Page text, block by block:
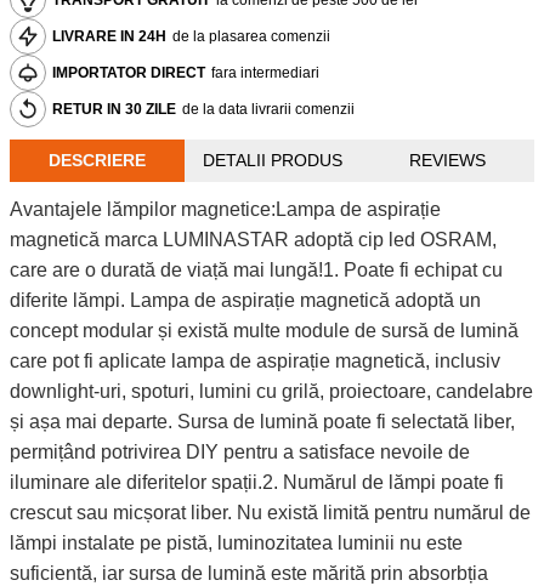
LIVRARE IN 24H de la plasarea comenzii
IMPORTATOR DIRECT fara intermediari
RETUR IN 30 ZILE de la data livrarii comenzii
DESCRIERE DETALII PRODUS REVIEWS
Avantajele lămpilor magnetice:Lampa de aspirație
magnetică marca LUMINASTAR adoptă cip led OSRAM,
care are o durată de viață mai lungă!1. Poate fi echipat cu
diferite lămpi. Lampa de aspirație magnetică adoptă un
concept modular și există multe module de sursă de lumină
care pot fi aplicate lampa de aspirație magnetică, inclusiv
downlight-uri, spoturi, lumini cu grilă, proiectoare, candelabre
și așa mai departe. Sursa de lumină poate fi selectată liber,
permițând potrivirea DIY pentru a satisface nevoile de
iluminare ale diferitelor spații.2. Numărul de lămpi poate fi
crescut sau micșorat liber. Nu există limită pentru numărul de
lămpi instalate pe pistă, luminozitatea luminii nu este
suficientă, iar sursa de lumină este mărită prin absorbția